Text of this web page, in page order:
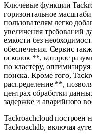
Ключевые функции
горизонтальное
пользователям легко
увеличения требований
емкости без
обеспечения. Сервис
осколок **, которое
по кластеру,
поиска. Кроме того,
распределение **,
центрах обработки
задержке и аварийного
Tackroachcloud построен
Tackroachdb, включая